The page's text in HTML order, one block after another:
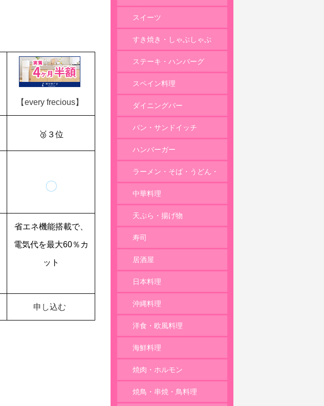
【every frecious】
🥉３位
〇
省エネ機能搭載で、
電気代を最大60％カ
ット
申し込む
スイーツ
すき焼き・しゃぶしゃぶ
ステーキ・ハンバーグ
スペイン料理
ダイニングバー
パン・サンドイッチ
ハンバーガー
ラーメン・そば・うどん・
麺類
中華料理
天ぷら・揚げ物
寿司
居酒屋
日本料理
沖縄料理
洋食・欧風料理
海鮮料理
焼肉・ホルモン
焼鳥・串焼・鳥料理